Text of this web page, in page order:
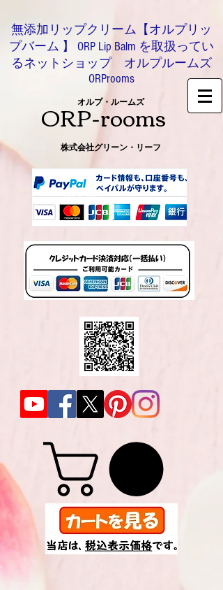
無添加リップクリーム【オルプリッ
プバーム 】 ORP Lip Balm を取扱ってい
るネットショップ オルプルームズ
ORProoms
ORP-rooms
オルプ・ルームズ
株式会社グリーン・リーフ
0466-54-8612